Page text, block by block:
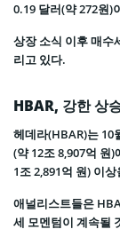
0.19 달러(약 272원)
상장 소식 이후 매수
리고 있다.
HBAR, 강한 상
헤데라(HBAR)는 10
(약 12조 8,907억 원
1조 2,891억 원) 이
애널리스트들은
세 모멘텀이 계속될